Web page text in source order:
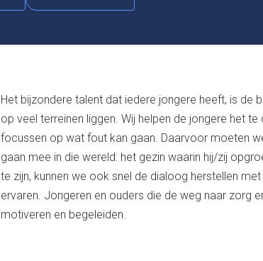
Het bijzondere talent dat iedere jongere heeft, is de
op veel terreinen liggen. Wij helpen de jongere het
focussen op wat fout kan gaan. Daarvoor moeten
gaan mee in die wereld: het gezin waarin hij/zij
te zijn, kunnen we ook snel de dialoog herstellen
ervaren. Jongeren en ouders die de weg naar zorg
motiveren en begeleiden.